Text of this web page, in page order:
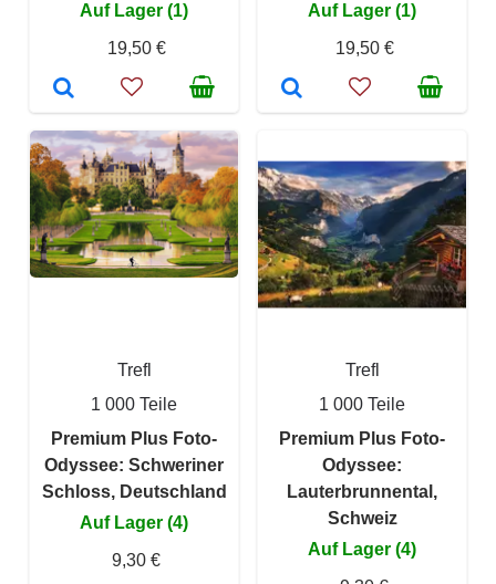
Auf Lager (1)
19,50 €
Auf Lager (1)
19,50 €
Trefl
1 000 Teile
Premium Plus Foto-
Odyssee: Schweriner
Schloss, Deutschland
Auf Lager (4)
9,30 €
Trefl
1 000 Teile
Premium Plus Foto-
Odyssee:
Lauterbrunnental,
Schweiz
Auf Lager (4)